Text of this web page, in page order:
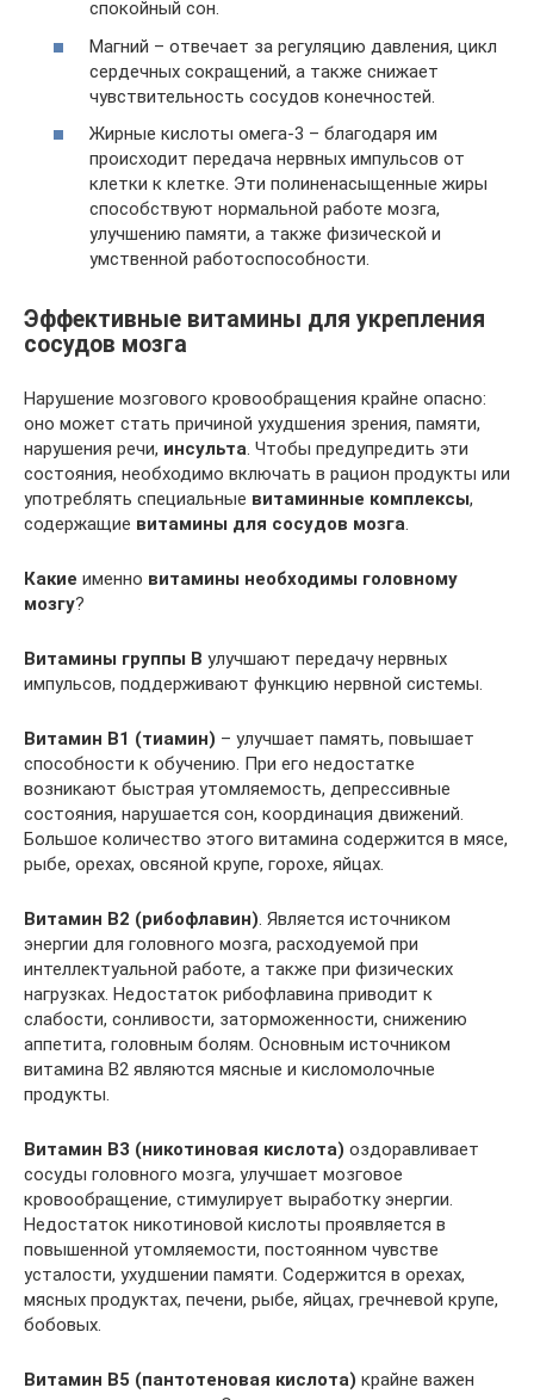
спокойный сон.
Магний – отвечает за регуляцию давления, цикл
сердечных сокращений, а также снижает
чувствительность сосудов конечностей.
Жирные кислоты омега-3 – благодаря им
происходит передача нервных импульсов от
клетки к клетке. Эти полиненасыщенные жиры
способствуют нормальной работе мозга,
улучшению памяти, а также физической и
умственной работоспособности.
Эффективные витамины для укрепления
сосудов мозга
Нарушение мозгового кровообращения крайне опасно:
оно может стать причиной ухудшения зрения, памяти,
нарушения речи, инсульта. Чтобы предупредить эти
состояния, необходимо включать в рацион продукты или
употреблять специальные витаминные комплексы,
содержащие витамины для сосудов мозга.
Какие именно витамины необходимы головному
мозгу?
Витамины группы B улучшают передачу нервных
импульсов, поддерживают функцию нервной системы.
Витамин B1 (тиамин) – улучшает память, повышает
способности к обучению. При его недостатке
возникают быстрая утомляемость, депрессивные
состояния, нарушается сон, координация движений.
Большое количество этого витамина содержится в мясе,
рыбе, орехах, овсяной крупе, горохе, яйцах.
Витамин B2 (рибофлавин). Является источником
энергии для головного мозга, расходуемой при
интеллектуальной работе, а также при физических
нагрузках. Недостаток рибофлавина приводит к
слабости, сонливости, заторможенности, снижению
аппетита, головным болям. Основным источником
витамина В2 являются мясные и кисломолочные
продукты.
Витамин В3 (никотиновая кислота) оздоравливает
сосуды головного мозга, улучшает мозговое
кровообращение, стимулирует выработку энергии.
Недостаток никотиновой кислоты проявляется в
повышенной утомляемости, постоянном чувстве
усталости, ухудшении памяти. Содержится в орехах,
мясных продуктах, печени, рыбе, яйцах, гречневой крупе,
бобовых.
Витамин В5 (пантотеновая кислота) крайне важен